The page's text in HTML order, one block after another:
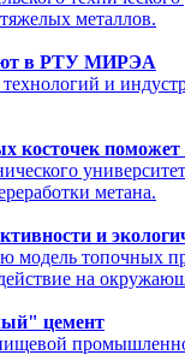
металлов.
в РТУ МИРЭА
и
косточек поможет
метана.
и
топочных
на
цемент